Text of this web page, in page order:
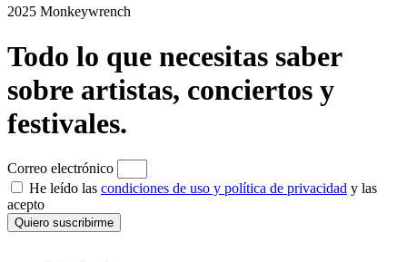
2025 Monkeywrench
Todo lo que necesitas saber
sobre artistas, conciertos y
festivales.
Correo electrónico
He leído las condiciones de uso y política de privacidad y las
acepto
Quiero suscribirme